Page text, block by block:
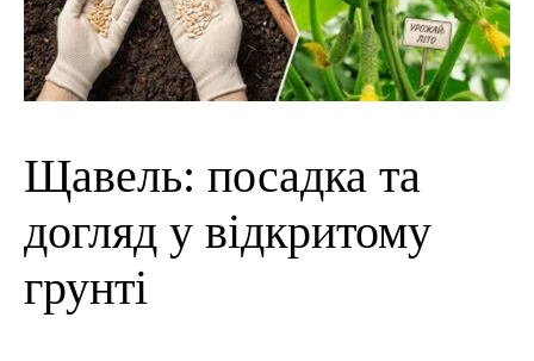
Щавель: посадка та
догляд у відкритому
грунті